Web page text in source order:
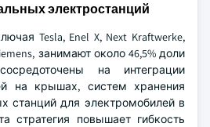
электростанций
Tesla, Enel X, Next Kraftwerke,
занимают около 46,5% доли
на интеграции
на крышах, систем хранения
станций для электромобилей в
стратегия повышает гибкость